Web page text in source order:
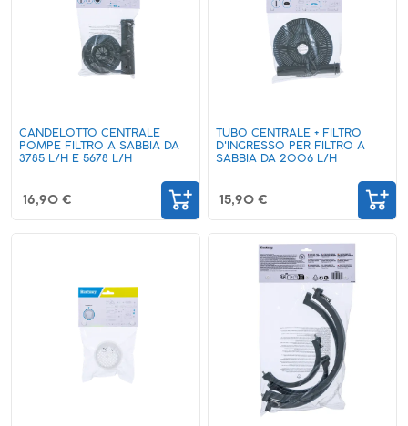
CANDELOTTO CENTRALE
POMPE FILTRO A SABBIA DA
3785 L/H E 5678 L/H
16,90 €
TUBO CENTRALE + FILTRO
D'INGRESSO PER FILTRO A
SABBIA DA 2006 L/H
15,90 €